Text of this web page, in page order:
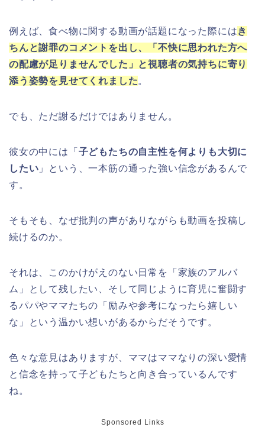
例えば、食べ物に関する動画が話題になった際にはき
ちんと謝罪のコメントを出し、「不快に思われた方へ
の配慮が足りませんでした」と視聴者の気持ちに寄り
添う姿勢を見せてくれました。
でも、ただ謝るだけではありません。
彼女の中には「 子どもたちの自主性を何よりも大切に
したい 」という、一本筋の通った強い信念があるんで
す。
そもそも、なぜ批判の声がありながらも動画を投稿し
続けるのか。
それは、このかけがえのない日常を「家族のアルバ
ム」として残したい、そして同じように育児に奮闘す
るパパやママたちの「励みや参考になったら嬉しい
な」という温かい想いがあるからだそうです。
色々な意見はありますが、ママはママなりの深い愛情
と信念を持って子どもたちと向き合っているんです
ね。
Sponsored Links